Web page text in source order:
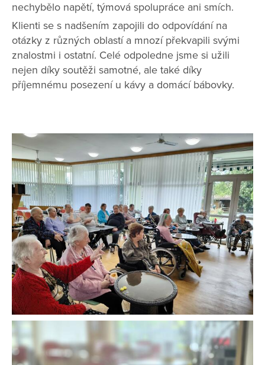
nechybělo napětí, týmová spolupráce ani smích.
Klienti se s nadšením zapojili do odpovídání na
otázky z různých oblastí a mnozí překvapili svými
znalostmi i ostatní. Celé odpoledne jsme si užili
nejen díky soutěži samotné, ale také díky
příjemnému posezení u kávy a domácí bábovky.